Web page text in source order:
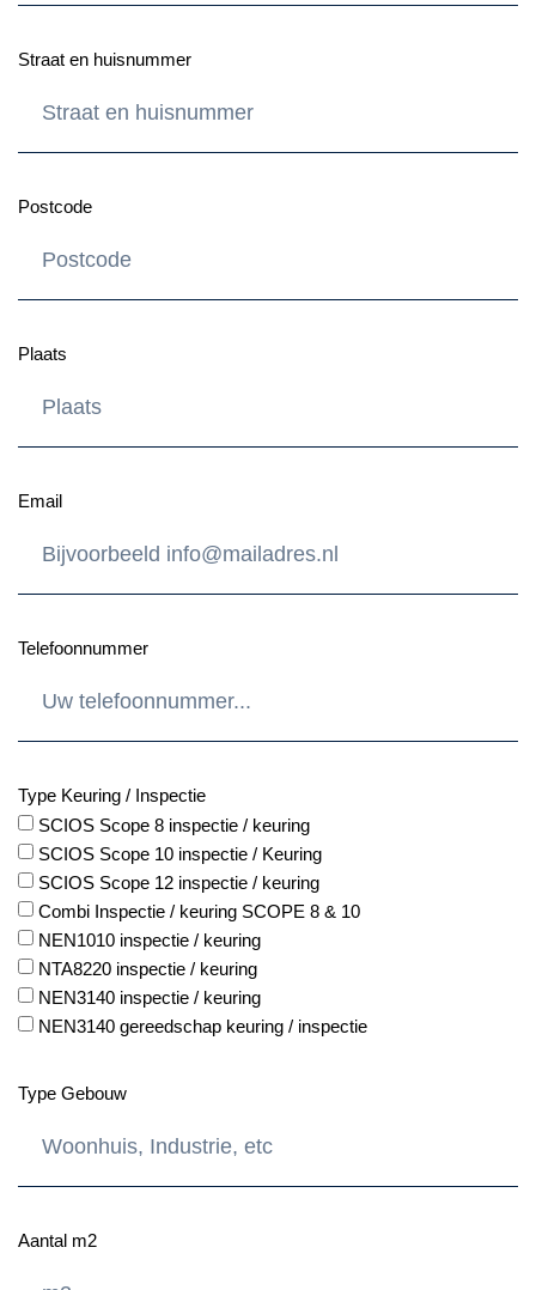
Straat en huisnummer
Postcode
Plaats
Email
Telefoonnummer
Type Keuring / Inspectie
SCIOS Scope 8 inspectie / keuring
SCIOS Scope 10 inspectie / Keuring
SCIOS Scope 12 inspectie / keuring
Combi Inspectie / keuring SCOPE 8 & 10
NEN1010 inspectie / keuring
NTA8220 inspectie / keuring
NEN3140 inspectie / keuring
NEN3140 gereedschap keuring / inspectie
Type Gebouw
Aantal m2